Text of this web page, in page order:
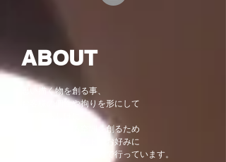
ABOUT
思い描く物を創る事、
お客様の個性や拘りを形にして
​楽しく過ごせる空間を創るため
デザインコンセプトやお好みに
合わせ提案施工を全力で行っています。